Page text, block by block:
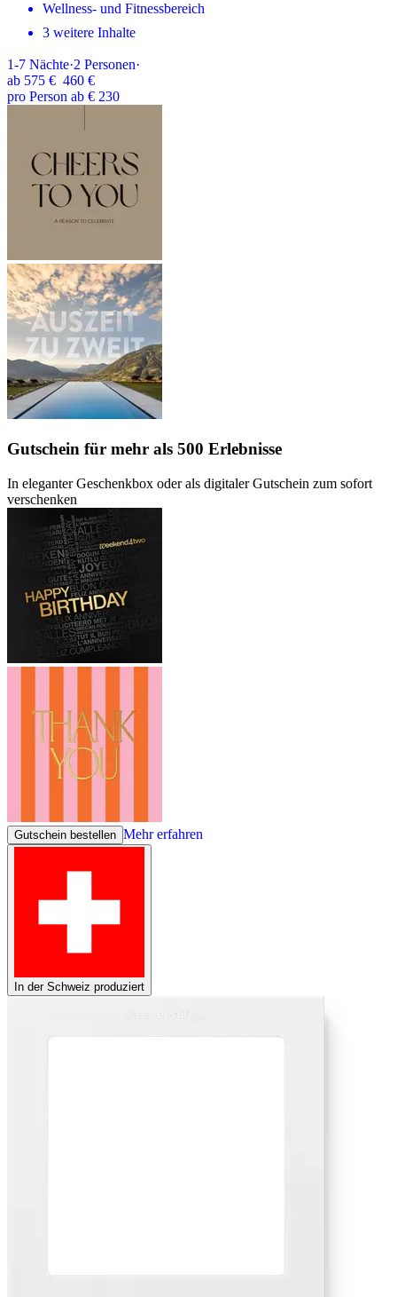
Wellness- und Fitnessbereich
3 weitere Inhalte
1-7 Nächte·2 Personen·
ab 575 € 460 €
pro Person ab € 230
Gutschein für mehr als 500 Erlebnisse
In eleganter Geschenkbox oder als digitaler Gutschein zum sofort
verschenken
Gutschein bestellen Mehr erfahren
In der Schweiz produziert